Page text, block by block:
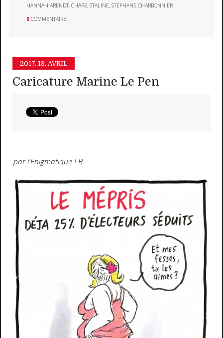
HANNAH ARENDT,CHARB,STALINE,STÉPHANE CHARBONNIER
0 COMMENTAIRE
2017. 13. AVRIL
Caricature Marine Le Pen
par l'Enigmatique LB